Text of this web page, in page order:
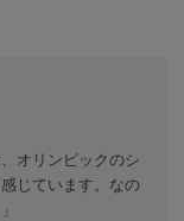
オリンピックのシ
じています。なの